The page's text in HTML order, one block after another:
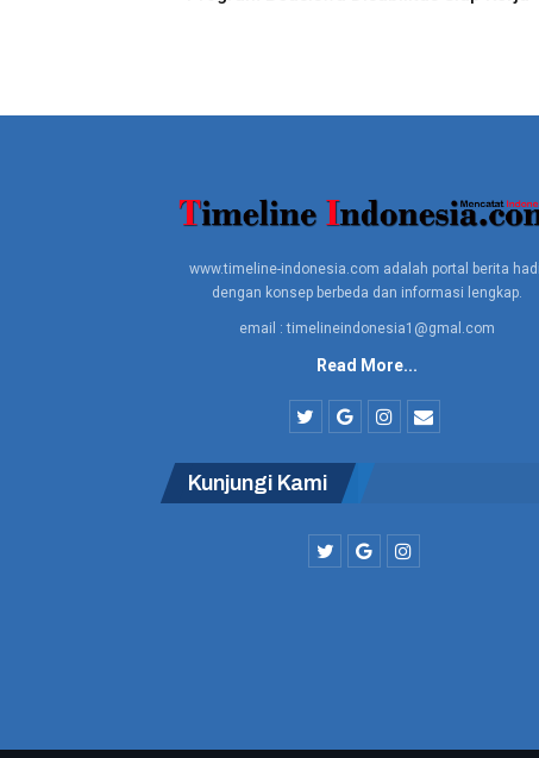
www.timeline-indonesia.com adalah portal berita
dengan konsep berbeda dan informasi lengkap.
email : timelineindonesia1@gmal.com
Read More...
Kunjungi Kami